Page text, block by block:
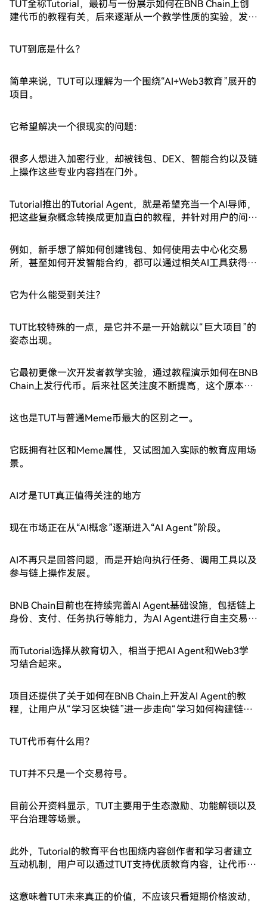
TUT全称Tutorial，最初与一份展示如何在BNB Chain上创
建代币的教程有关，后来逐渐从一个教学性质的实验，发展
核心产品方向是利用AI Agent，把原本复杂的区块链知识拆
解成更容易理解和操作的内容。
TUT到底是什么？
简单来说，TUT可以理解为一个围绕“AI+Web3教育”展开的
项目。
它希望解决一个很现实的问题：
很多人想进入加密行业，却被钱包、DEX、智能合约以及链
上操作这些专业内容挡在门外。
Tutorial推出的Tutorial Agent，就是希望充当一个AI导师，
把这些复杂概念转换成更加直白的教程，并针对用户的问题
例如，新手想了解如何创建钱包、如何使用去中心化交易
所，甚至如何开发智能合约，都可以通过相关AI工具获得学
它为什么能受到关注？
TUT比较特殊的一点，是它并不是一开始就以“巨大项目”的
姿态出现。
它最初更像一次开发者教学实验，通过教程演示如何在BNB
Chain上发行代币。后来社区关注度不断提高，这个原本用
代币。官方资料也将TUT定位为与Tutorial生态相关的代
币。
这也是TUT与普通Meme币最大的区别之一。
它既拥有社区和Meme属性，又试图加入实际的教育应用场
景。
AI才是TUT真正值得关注的地方
现在市场正在从“AI概念”逐渐进入“AI Agent”阶段。
AI不再只是回答问题，而是开始向执行任务、调用工具以及
参与链上操作发展。
BNB Chain目前也在持续完善AI Agent基础设施，包括链上
身份、支付、任务执行等能力，为AI Agent进行自主交易和
而Tutorial选择从教育切入，相当于把AI Agent和Web3学
习结合起来。
项目还提供了关于如何在BNB Chain上开发AI Agent的教
程，让用户从“学习区块链”进一步走向“学习如何构建链上
TUT代币有什么用？
TUT并不只是一个交易符号。
目前公开资料显示，TUT主要用于生态激励、功能解锁以及
平台治理等场景。
此外，Tutorial的教育平台也围绕内容创作者和学习者建立
互动机制，用户可以通过TUT支持优质教育内容，让代币与
这意味着TUT未来真正的价值，不应该只看短期价格波动，